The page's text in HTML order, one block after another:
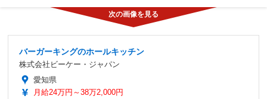
バーガーキングのホールキッチン
株式会社ビーケー・ジャパン
愛知県
月給24万円～38万2,000円